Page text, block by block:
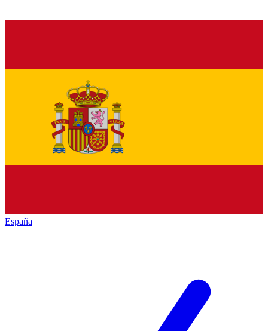
España